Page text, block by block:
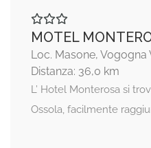
MOTEL
Loc. Masone, Vogogna
Distanza: 36,0 km
L’ Hotel Monterosa si
Ossola, facilmente